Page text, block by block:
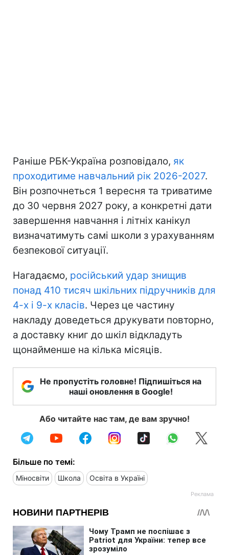
Раніше РБК-Україна розповідало, як
проходитиме навчальний рік 2026-2027.
Він розпочнеться 1 вересня та триватиме
до 30 червня 2027 року, а конкретні дати
завершення навчання і літніх канікул
визначатимуть самі школи з урахуванням
безпекової ситуації.
Нагадаємо, російський удар знищив
понад 410 тисяч шкільних підручників для
4-х і 9-х класів. Через це частину
накладу доведеться друкувати повторно,
а доставку книг до шкіл відкладуть
щонайменше на кілька місяців.
Не пропустіть головне! Підпишіться на
наші оновлення в Google!
Або читайте нас там, де вам зручно!
Більше по темі:
Міносвіти Школа Освіта в Україні